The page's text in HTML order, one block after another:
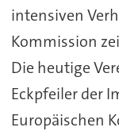
intensiven
Kommission
Die heutige
Eckpfeiler der
Europäischen